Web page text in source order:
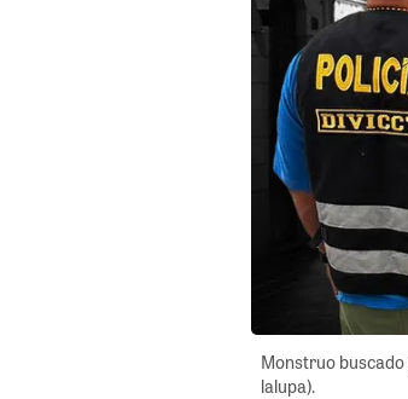
Monstruo
lalupa).